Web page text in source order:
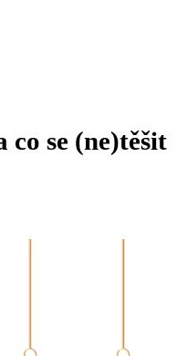
co se (ne)těšit